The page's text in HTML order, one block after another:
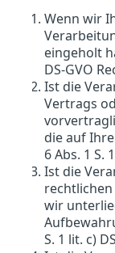
Wenn wir
eingeholt
DS-GVO
Ist die
Vertrags
die auf
6 Abs. 1 S.
Ist die
wir
S. 1 lit. c)